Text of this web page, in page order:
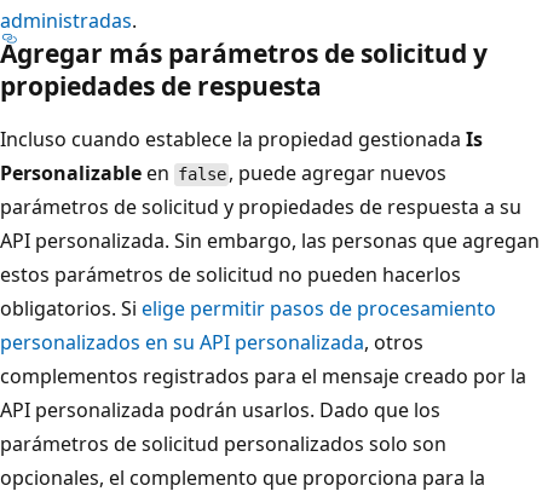
administradas.
Agregar más parámetros de solicitud y
propiedades de respuesta
Incluso cuando establece la propiedad gestionada Is
Personalizableen false , puede agregar nuevos
parámetros de solicitud y propiedades de respuesta a su
API personalizada. Sin embargo, las personas que agregan
estos parámetros de solicitud no pueden hacerlos
obligatorios. Si elige permitir pasos de procesamiento
personalizados en su API personalizada, otros
complementos registrados para el mensaje creado por la
API personalizada podrán usarlos. Dado que los
parámetros de solicitud personalizados solo son
opcionales, el complemento que proporciona para la